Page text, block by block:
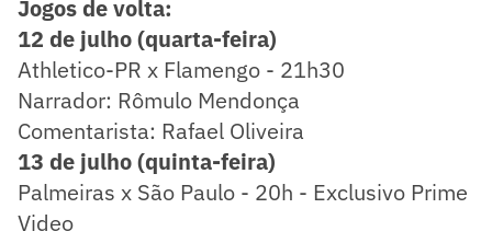
Jogos de volta:
12 de julho (quarta-feira)
Athletico-PR x Flamengo - 21h30
Narrador: Rômulo Mendonça
Comentarista: Rafael Oliveira
13 de julho (quinta-feira)
Palmeiras x São Paulo - 20h - Exclusivo Prime
Video